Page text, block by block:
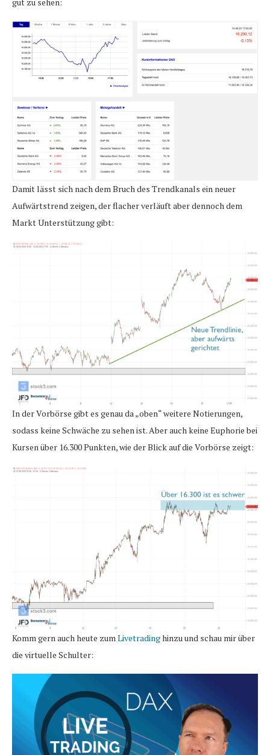
Damit lässt sich nach dem Bruch des Trendkanals ein neuer
Aufwärtstrend zeigen, der flacher verläuft aber dennoch dem
Markt Unterstützung gibt:
In der Vorbörse gibt es genau da „oben“ weitere Notierungen,
sodass keine Schwäche zu sehen ist. Aber auch keine Euphorie bei
Kursen über 16.300 Punkten, wie der Blick auf die Vorbörse zeigt:
Komm gern auch heute zumLivetradinghinzu und schau mir über
die virtuelle Schulter: